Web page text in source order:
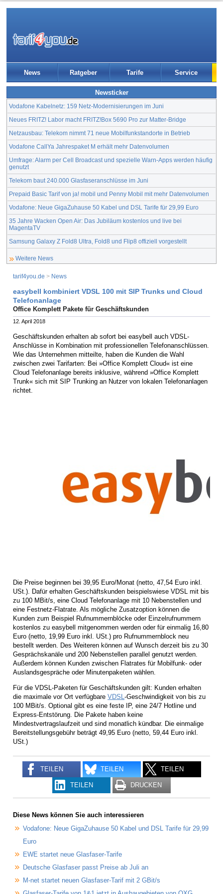
News Ratgeber Tarife Service
Newsticker
Vodafone Kabelnetz: 159 Netz-Modernisierungen im Juni
Neues FRITZ! Labor macht FRITZ!Box 5690 Pro zur Matter-Bridge
Netzausbau: Telekom nimmt 71 neue Mobilfunkstandorte in Betrieb
Vodafone CallYa Jahrespaket M erhält mehr Datenvolumen
Umfrage: Alarm per Cell Broadcast und spezielle Warn-Apps werden häufig
genutzt
Telekom baut 240.000 Glasfaseranschlüsse im Juni
Prepaid Basic Tarif von ja! mobil und Penny Mobil mit mehr Datenvolumen
Vodafone: Neue GigaZuhause 50 Kabel und DSL Tarife für 29,99 Euro
35 Jahre Wacken Open Air: Das Jubiläum kostenlos und live bei
MagentaTV
Samsung Galaxy Z Fold8 Ultra, Fold8 und Flip8 offiziell vorgestellt
Weitere News
tarif4you.de > News
easybell kombiniert VDSL 100 mit SIP Trunks und Cloud
Telefonanlage
Office Komplett Pakete für Geschäftskunden
12. April 2018
Geschäftskunden erhalten ab sofort bei easybell auch VDSL-
Anschlüsse in Kombination mit professionellen Telefonanschlüssen.
Wie das Unternehmen mitteilte, haben die Kunden die Wahl
zwischen zwei Tarifarten: Bei »Office Komplett Cloud« ist eine
Cloud Telefonanlage bereits inklusive, während »Office Komplett
Trunk« sich mit SIP Trunking an Nutzer von lokalen Telefonanlagen
richtet.
Die Preise beginnen bei 39,95 Euro/Monat (netto, 47,54 Euro inkl.
USt.). Dafür erhalten Geschäftskunden beispielswiese VDSL mit bis
zu 100 MBit/s, eine Cloud Telefonanlage mit 10 Nebenstellen und
eine Festnetz-Flatrate. Als mögliche Zusatzoption können die
Kunden zum Beispiel Rufnummernblöcke oder Einzelrufnummern
kostenlos zu easybell mitgenommen werden oder für einmalig 16,80
Euro (netto, 19,99 Euro inkl. USt.) pro Rufnummernblock neu
bestellt werden. Des Weiteren können auf Wunsch derzeit bis zu 30
Gesprächskanäle und 200 Nebenstellen parallel genutzt werden.
Außerdem können Kunden zwischen Flatrates für Mobilfunk- oder
Auslandsgespräche oder Minutenpaketen wählen.
Für die VDSL-Paketen für Geschäftskunden gilt: Kunden erhalten
die maximale vor Ort verfügbare VDSL -Geschwindigkeit von bis zu
100 MBit/s. Optional gibt es eine feste IP, eine 24/7 Hotline und
Express-Entstörung. Die Pakete haben keine
Mindestvertragslaufzeit und sind monatlich kündbar. Die einmalige
Bereitstellungsgebühr beträgt 49,95 Euro (netto, 59,44 Euro inkl.
USt.)
TEILEN TEILEN TEILEN
TEILEN DRUCKEN
Diese News können Sie auch interessieren
Vodafone: Neue GigaZuhause 50 Kabel und DSL Tarife für 29,99
Euro
EWE startet neue Glasfaser-Tarife
Deutsche Glasfaser passt Preise ab Juli an
M-net startet neuen Glasfaser-Tarif mit 2 GBit/s